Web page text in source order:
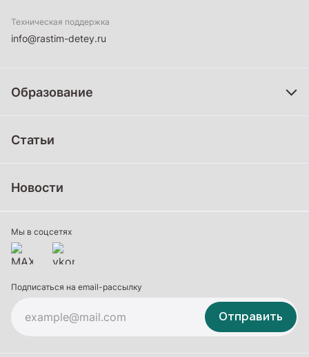
Техническая поддержка
info@rastim-detey.ru
Образование
Дополнительное образование
Статьи
Новости
Мы в соцсетях
Подписаться на email-рассылку
Отправить